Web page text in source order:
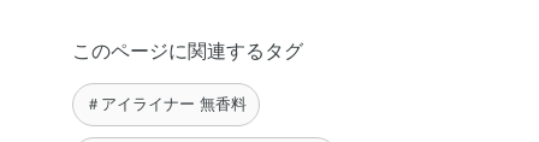
このページに関連するタグ
＃アイライナー 無香料